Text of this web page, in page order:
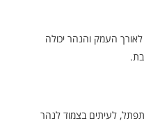
העמק והנהר יכולה
לעיתים בצמוד לנהר